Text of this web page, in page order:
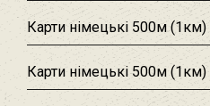
Карти німецькі 500м
Карти німецькі 500м